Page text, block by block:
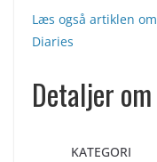
Læs også artiklen
Diaries
Detaljer
KATEGORI